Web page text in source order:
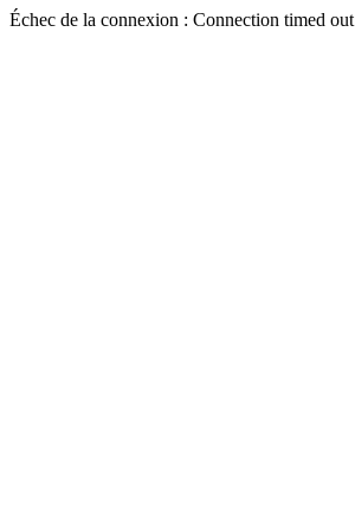
Échec de la connexion : Connection timed out